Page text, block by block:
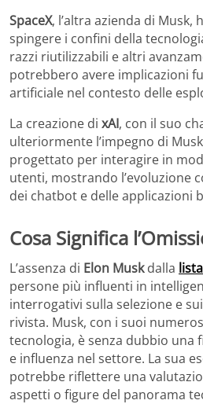
SpaceX, l’altra azienda di Musk,
spingere i confini della
razzi riutilizzabili e altri
potrebbero avere implicazioni
artificiale nel contesto delle
La creazione di xAI, con il suo
ulteriormente l’impegno di Musk
progettato per interagire in
utenti, mostrando l’evoluzione
dei chatbot e delle applicazioni
Cosa Significa
L’assenza di Elon Muskdalla
persone più influenti in
interrogativi sulla selezione e
rivista. Musk, con i suoi
tecnologia, è senza dubbio una
e influenza nel settore. La sua
potrebbe riflettere una
aspetti o figure del panorama